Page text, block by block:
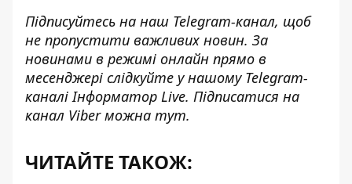
Підписуйтесь на наш Telegram-канал, щоб
не пропустити важливих новин. За
новинами в режимі онлайн прямо в
месенджері слідкуйте у нашому Telegram-
каналіІнформатор Live. Підписатися на
канал Viber можна тут.
ЧИТАЙТЕ ТАКОЖ: